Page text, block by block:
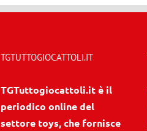
TGTUTTOGIOCATTOLI.IT
TGTuttogiocattoli.it è il
periodico online del
settore toys, che fornisce